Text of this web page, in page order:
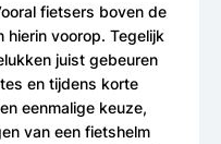
fietsers boven de
voorop. Tegelijk
juist gebeuren
en tijdens korte
eenmalige keuze,
van een fietshelm